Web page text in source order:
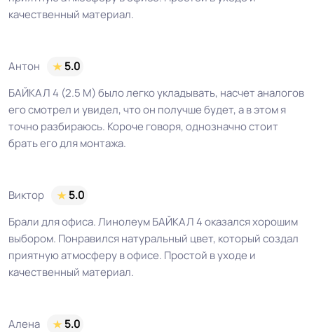
качественный материал.
Антон
5.0
БАЙКАЛ 4 (2.5 М) было легко укладывать, насчет аналогов
его смотрел и увидел, что он получше будет, а в этом я
точно разбираюсь. Короче говоря, однозначно стоит
брать его для монтажа.
Виктор
5.0
Брали для офиса. Линолеум БАЙКАЛ 4 оказался хорошим
выбором. Понравился натуральный цвет, который создал
приятную атмосферу в офисе. Простой в уходе и
качественный материал.
Алена
5.0